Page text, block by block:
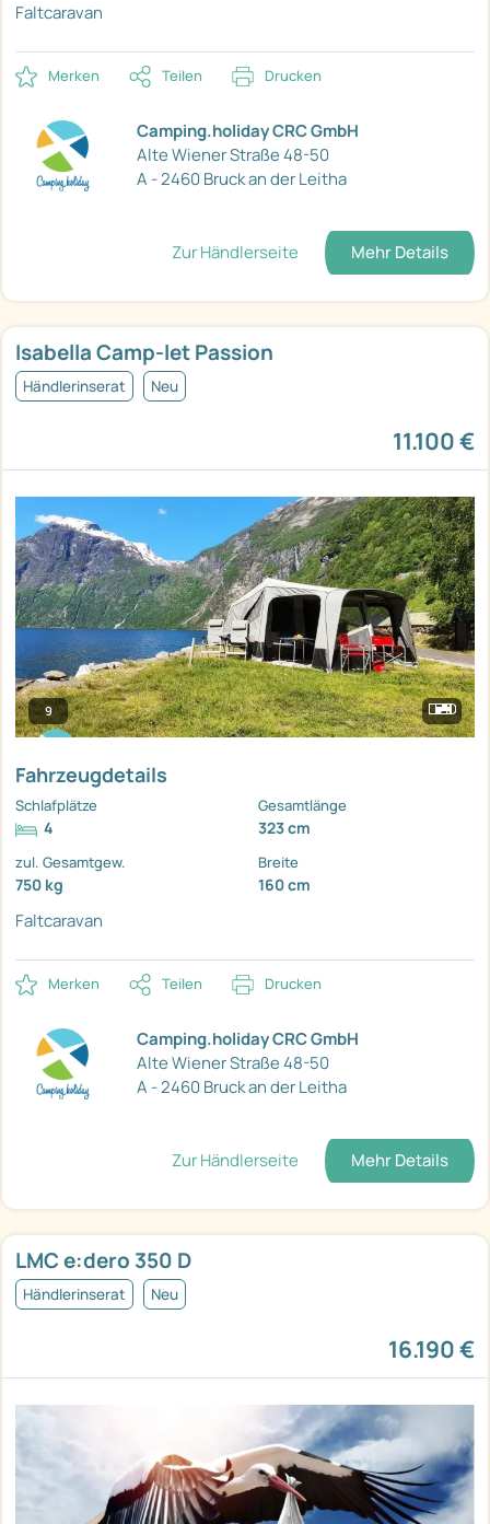
Faltcaravan
Merken Teilen Drucken
Camping.holiday CRC GmbH
Alte Wiener Straße 48-50
A - 2460 Bruck an der Leitha
Zur Händlerseite Mehr Details
Isabella Camp-let Passion
Händlerinserat Neu
11.100 €
9
Fahrzeugdetails
Schlafplätze
4
Gesamtlänge
323 cm
zul. Gesamtgew.
750 kg
Breite
160 cm
Faltcaravan
Merken Teilen Drucken
Camping.holiday CRC GmbH
Alte Wiener Straße 48-50
A - 2460 Bruck an der Leitha
Zur Händlerseite Mehr Details
LMC e:dero 350 D
Händlerinserat Neu
16.190 €